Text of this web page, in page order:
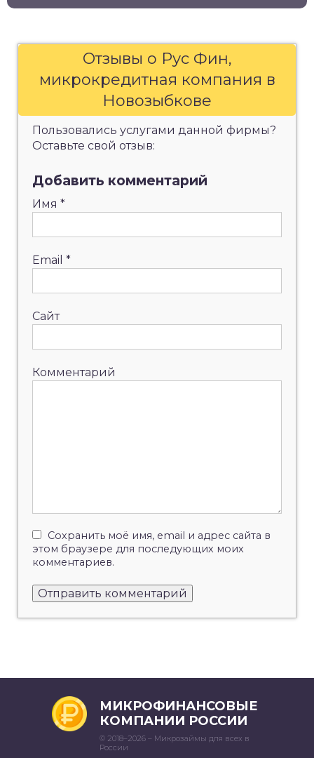
Отзывы о Рус Фин,
микрокредитная компания в
Новозыбкове
Пользовались услугами данной фирмы?
Оставьте свой отзыв:
Добавить комментарий
Имя *
Email *
Сайт
Комментарий
Сохранить моё имя, email и адрес сайта в
этом браузере для последующих моих
комментариев.
МИКРОФИНАНСОВЫЕ
КОМПАНИИ РОССИИ
© 2018–2026 – Микрозаймы для всех в
России